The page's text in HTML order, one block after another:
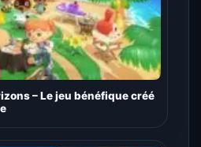
– Le jeu bénéfique créé